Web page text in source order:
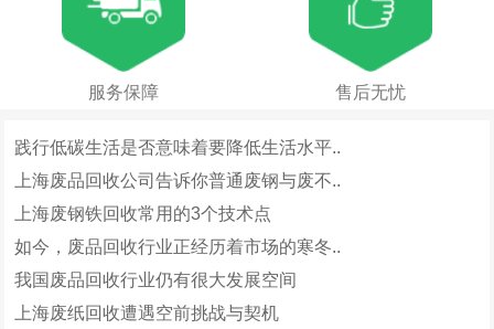
服务保障 售后无忧
践行低碳生活是否意味着要降低生活水平..
上海废品回收公司告诉你普通废钢与废不..
上海废钢铁回收常用的3个技术点
如今，废品回收行业正经历着市场的寒冬..
我国废品回收行业仍有很大发展空间
上海废纸回收遭遇空前挑战与契机